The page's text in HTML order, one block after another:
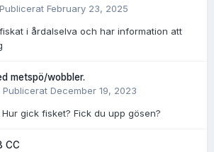
Publicerat February 23, 2025
i årdalselva och har information att
metspö/wobbler.
Publicerat December 19, 2023
gick fisket? Fick du upp gösen?
CC